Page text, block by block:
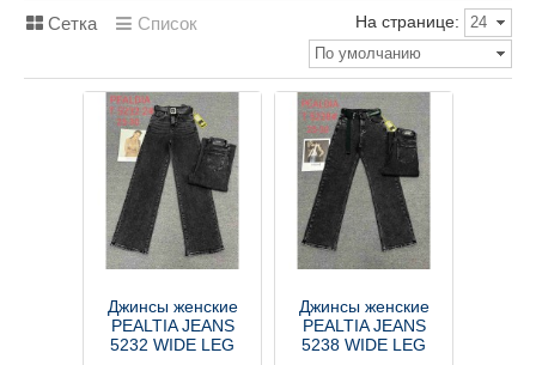
Сетка Список На странице:
24
По умолчанию
Джинсы женские
PEALTIA JEANS
5232 WIDE LEG
Джинсы женские
PEALTIA JEANS
5238 WIDE LEG